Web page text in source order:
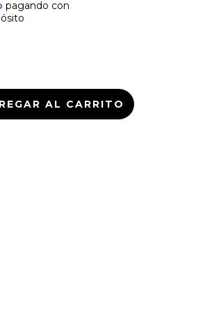
pagando con